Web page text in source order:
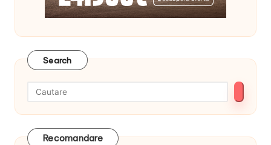
Search
Recomandare